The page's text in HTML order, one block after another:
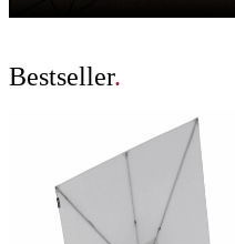
Bestseller.